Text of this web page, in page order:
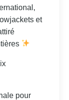
et
pour